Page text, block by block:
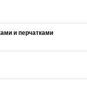
и перчатками